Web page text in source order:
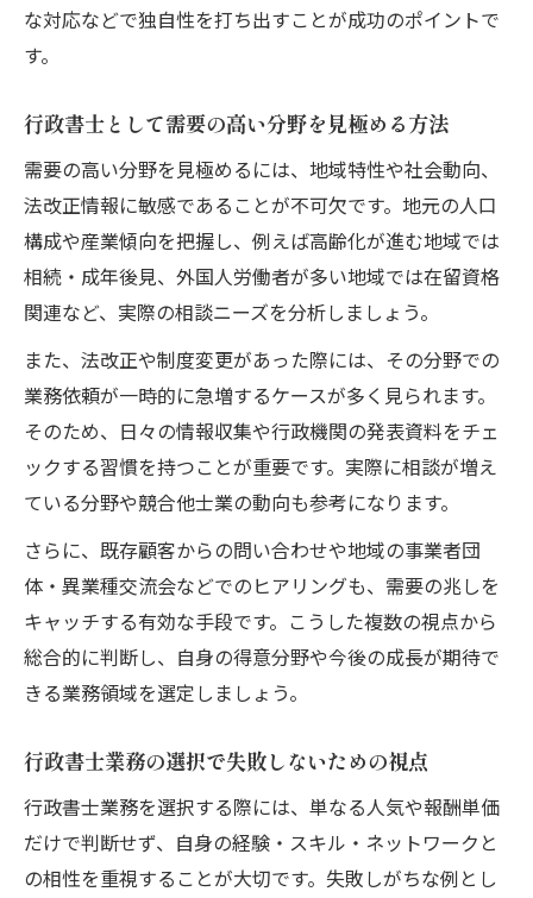
な対応などで独自性を打ち出すことが成功のポイントで
す。
行政書士として需要の高い分野を見極める方法
需要の高い分野を見極めるには、地域特性や社会動向、
法改正情報に敏感であることが不可欠です。地元の人口
構成や産業傾向を把握し、例えば高齢化が進む地域では
相続・成年後見、外国人労働者が多い地域では在留資格
関連など、実際の相談ニーズを分析しましょう。
また、法改正や制度変更があった際には、その分野での
業務依頼が一時的に急増するケースが多く見られます。
そのため、日々の情報収集や行政機関の発表資料をチェ
ックする習慣を持つことが重要です。実際に相談が増え
ている分野や競合他士業の動向も参考になります。
さらに、既存顧客からの問い合わせや地域の事業者団
体・異業種交流会などでのヒアリングも、需要の兆しを
キャッチする有効な手段です。こうした複数の視点から
総合的に判断し、自身の得意分野や今後の成長が期待で
きる業務領域を選定しましょう。
行政書士業務の選択で失敗しないための視点
行政書士業務を選択する際には、単なる人気や報酬単価
だけで判断せず、自身の経験・スキル・ネットワークと
の相性を重視することが大切です。失敗しがちな例とし